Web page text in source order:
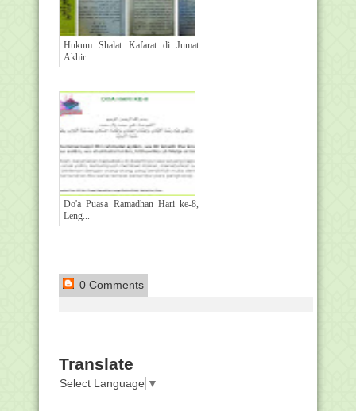
Hukum Shalat Kafarat di Jumat
Akhir...
Do'a Puasa Ramadhan Hari ke-8,
Leng...
0 Comments
Translate
Select Language ▼